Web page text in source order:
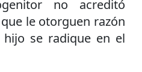
no acreditó
le otorguen razón
se radique en el